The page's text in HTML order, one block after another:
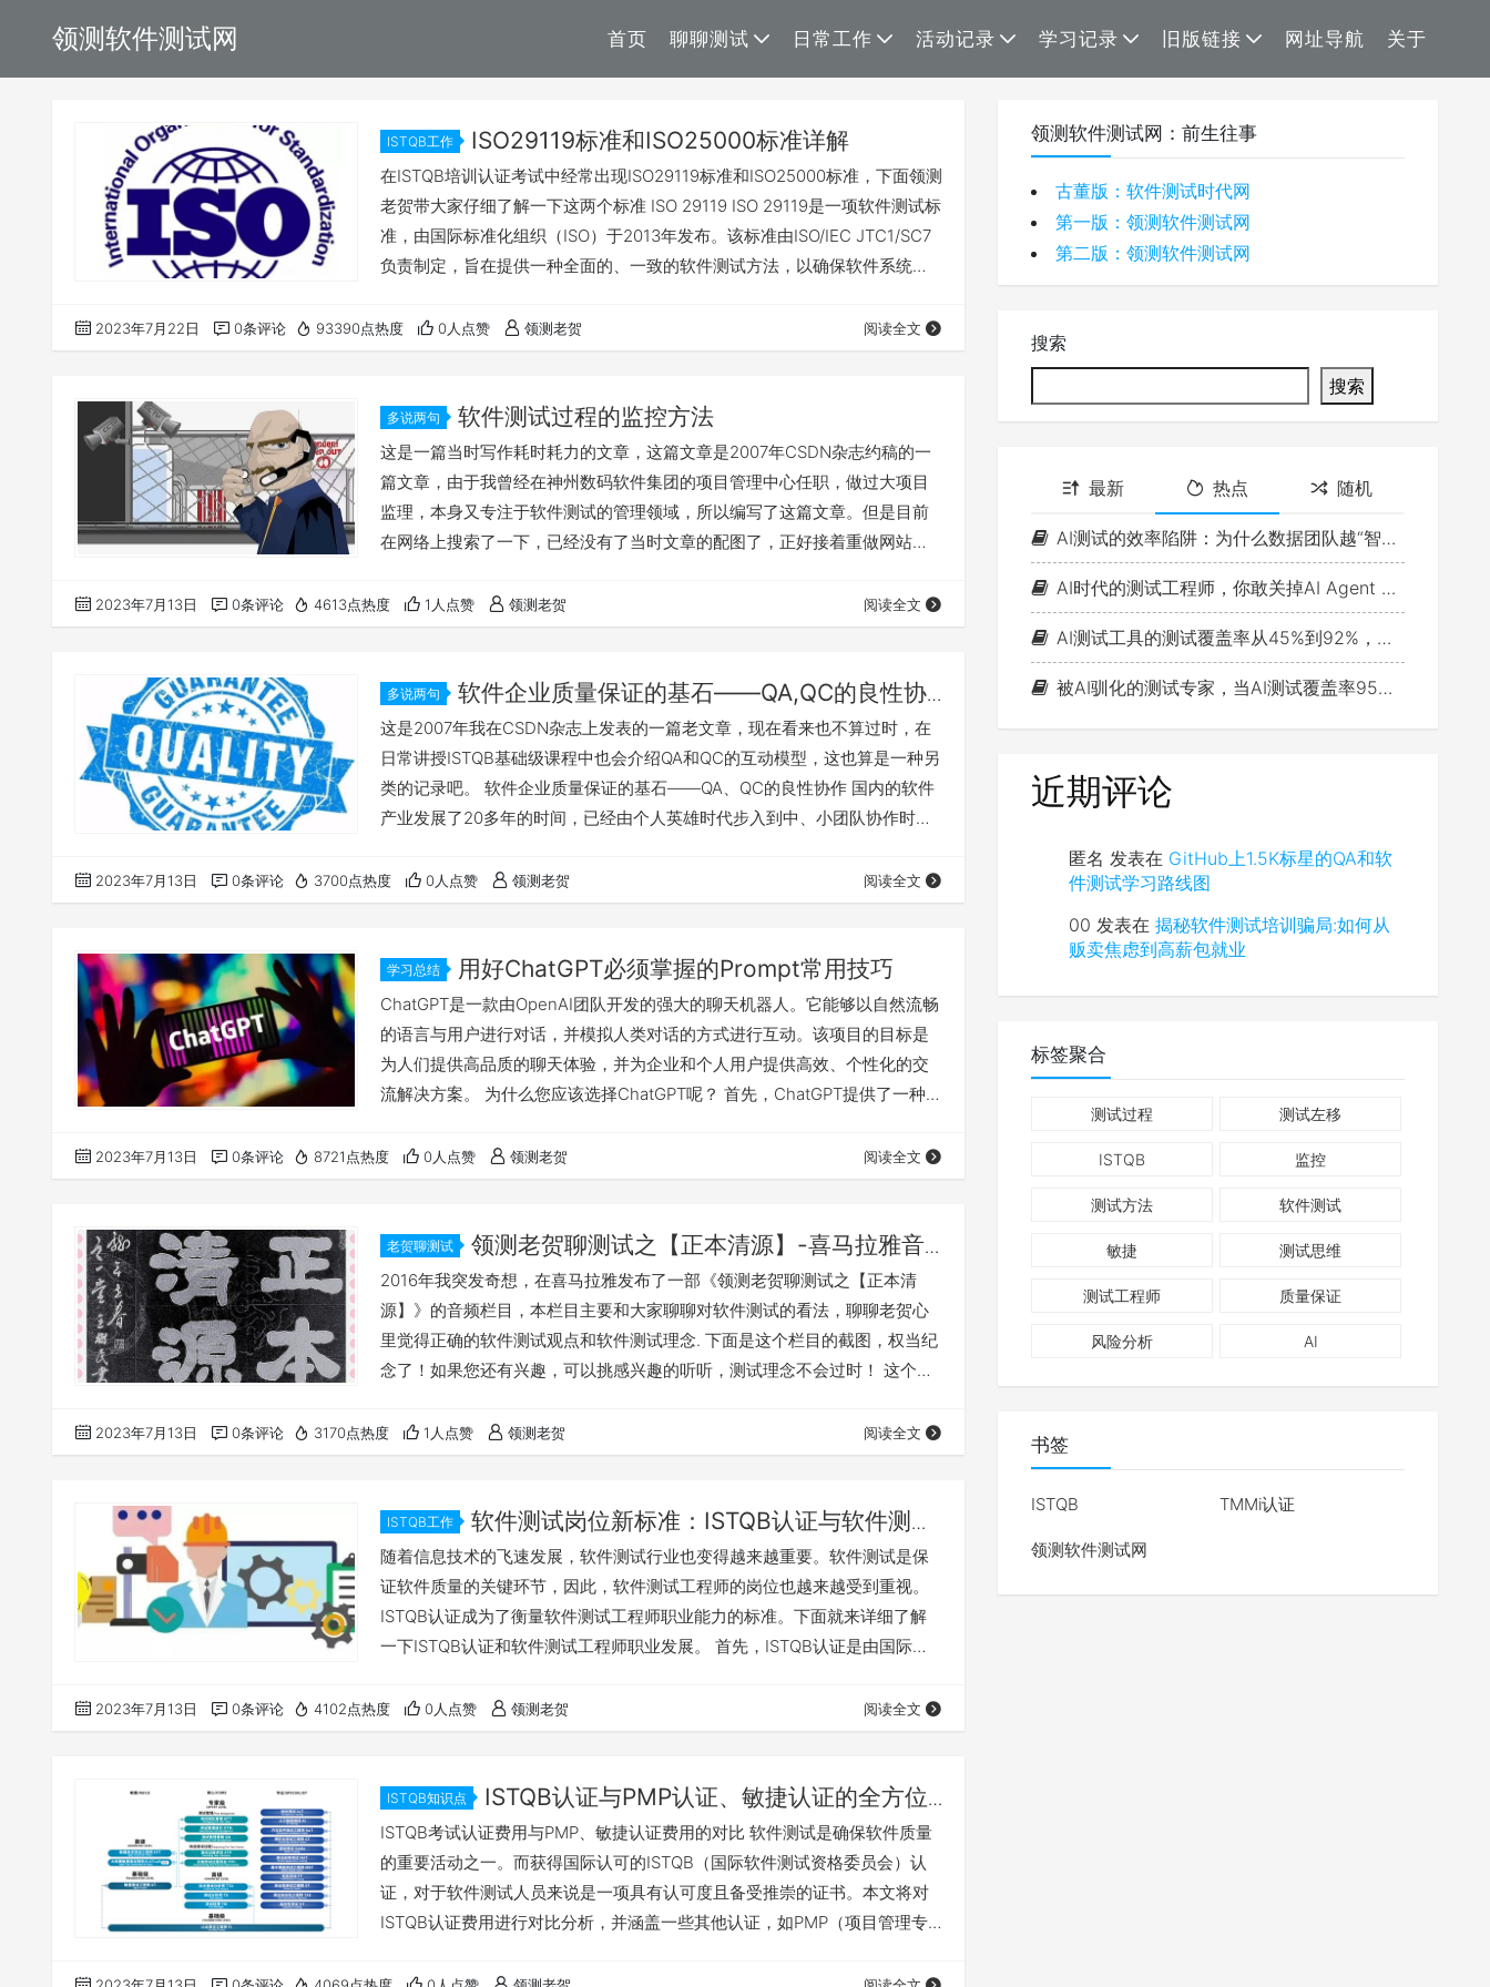
领测软件测试网 首页 聊聊测试 日常工作 活动记录 学习记录 旧版链接 网址导航 关于
ISTQB工作 ISO29119标准和ISO25000标准详解
在ISTQB培训认证考试中经常出现ISO29119标准和ISO25000标准，下面领测
老贺带大家仔细了解一下这两个标准 ISO 29119 ISO 29119是一项软件测试标
准，由国际标准化组织（ISO）于2013年发布。该标准由ISO/IEC JTC1/SC7
负责制定，旨在提供一种全面的、一致的软件测试方法，以确保软件系统的
件和系统测试的过程、文档和术语规范化。ISO 29119共有以下五个部分：
ISO/IEC/IEEE 2…
2023年7月22日 0条评论 93390点热度 0人点赞 领测老贺 阅读全文
多说两句 软件测试过程的监控方法
这是一篇当时写作耗时耗力的文章，这篇文章是2007年CSDN杂志约稿的一
篇文章，由于我曾经在神州数码软件集团的项目管理中心任职，做过大项目
监理，本身又专注于软件测试的管理领域，所以编写了这篇文章。但是目前
在网络上搜索了一下，已经没有了当时文章的配图了，正好接着重做网站的
件测试过程的监控方法 文/贺炘 软件开发项目的成败，很大程度上取决于三
方面的配合：过程、人、技术，三方面相互制约，又相互促进。为了能更加
2023年7月13日 0条评论 4613点热度 1人点赞 领测老贺 阅读全文
多说两句
软件企业质量保证的基石――QA,QC的良性协
作
这是2007年我在CSDN杂志上发表的一篇老文章，现在看来也不算过时，在
日常讲授ISTQB基础级课程中也会介绍QA和QC的互动模型，这也算是一种另
类的记录吧。 软件企业质量保证的基石――QA、QC的良性协作 国内的软件
产业发展了20多年的时间，已经由个人英雄时代步入到中、小团队协作时
来集团军作战的时代。不同的时代表明软件规模的不同，也标志着软件质量
管理的复杂度急剧上升，同时对软件质量的保障方法也提出了更高的要求。
2023年7月13日 0条评论 3700点热度 0人点赞 领测老贺 阅读全文
学习总结 用好ChatGPT必须掌握的Prompt常用技巧
ChatGPT是一款由OpenAI团队开发的强大的聊天机器人。它能够以自然流畅
的语言与用户进行对话，并模拟人类对话的方式进行互动。该项目的目标是
为人们提供高品质的聊天体验，并为企业和个人用户提供高效、个性化的交
流解决方案。 为什么您应该选择ChatGPT呢？ 首先，ChatGPT提供了一种全
几乎无缝地模拟真人对话。它能够理解用户的语言，了解用户的意图，并以
适当的方式进行回应。这种人机交互将使用户的交流体验更加自然、舒适。
2023年7月13日 0条评论 8721点热度 0人点赞 领测老贺 阅读全文
老贺聊测试
领测老贺聊测试之【正本清源】-喜马拉雅音
频合集
2016年我突发奇想，在喜马拉雅发布了一部《领测老贺聊测试之【正本清
源】》的音频栏目，本栏目主要和大家聊聊对软件测试的看法，聊聊老贺心
里觉得正确的软件测试观点和软件测试理念. 下面是这个栏目的截图，权当纪
念了！如果您还有兴趣，可以挑感兴趣的听听，测试理念不会过时！ 这个是
麻烦，您也可以扫描下面的二维码。
2023年7月13日 0条评论 3170点热度 1人点赞 领测老贺 阅读全文
ISTQB工作
软件测试岗位新标准：ISTQB认证与软件测试
工程师职业发展
随着信息技术的飞速发展，软件测试行业也变得越来越重要。软件测试是保
证软件质量的关键环节，因此，软件测试工程师的岗位也越来越受到重视。
ISTQB认证成为了衡量软件测试工程师职业能力的标准。下面就来详细了解
一下ISTQB认证和软件测试工程师职业发展。 首先，ISTQB认证是由国际软
为三级，达到第三级的专家级认证可以证明软件测试工程师的专业能力已经
非常成熟。ISTQB认证的重要性在于，证明了一个软件测试工程师确实具备
2023年7月13日 0条评论 4102点热度 0人点赞 领测老贺 阅读全文
ISTQB知识点
ISTQB认证与PMP认证、敏捷认证的全方位
对比
ISTQB考试认证费用与PMP、敏捷认证费用的对比 软件测试是确保软件质量
的重要活动之一。而获得国际认可的ISTQB（国际软件测试资格委员会）认
证，对于软件测试人员来说是一项具有认可度且备受推崇的证书。本文将对
ISTQB认证费用进行对比分析，并涵盖一些其他认证，如PMP（项目管理专
ISTQB认证费用 ISTQB认证是全球范围内被广泛接受和认可的软件测试认证
领测软件测试网：前生往事
古董版：软件测试时代网
第一版：领测软件测试网
第二版：领测软件测试网
搜索
搜索
最新 热点 随机
AI测试的效率陷阱：为什么数据团队越“智能”，测试思维越浅薄？
AI时代的测试工程师，你敢关掉AI Agent 一小时吗？
AI测试工具的测试覆盖率从45%到92%，故障率反而涨了15%
被AI驯化的测试专家，当AI测试覆盖率95%时，缺陷漏报率反而更高了：判断力退化的真相是什么？
近期评论
匿名 发表在 GitHub上1.5K标星的QA和软
件测试学习路线图
00 发表在揭秘软件测试培训骗局:如何从
贩卖焦虑到高薪包就业
标签聚合
测试过程 测试左移
ISTQB 监控
测试方法 软件测试
敏捷 测试思维
测试工程师 质量保证
风险分析 AI
书签
ISTQB TMMi认证
领测软件测试网